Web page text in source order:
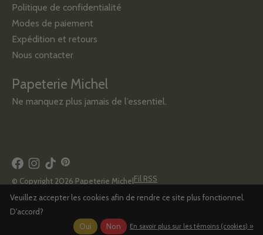
Politique de confidentialité
Modes de paiement
Expédition et retours
Nous contacter
Papeterie Michel
Ne manquez plus jamais de l’essentiel.
© Copyright 2026 Papeterie Michel Fil RSS
Veuillez accepter les cookies afin de rendre ce site plus fonctionnel.
D'accord?
Oui
Non En savoir plus sur les témoins (cookies) »